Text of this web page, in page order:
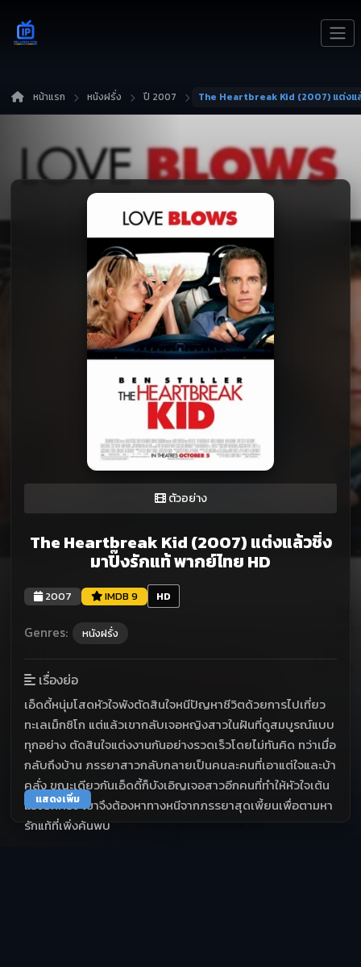
หน้าแรก หนังฝรั่ง ปี 2007
ตัวอย่าง
The Heartbreak Kid (2007) แต่งแล้วชิ่ง
มาปิ๊งรักแท้ พากย์ไทย HD
2007 IMDB 9 HD
Genres: หนังฝรั่ง
เรื่องย่อ
เอ็ดดี้หนุ่มโสดหัวใจพังตัดสินใจหนีปัญหาชีวิตด้วยการไปเที่ยว
ทะเลเม็กซิโก แต่แล้วเขากลับเจอหญิงสาวในฝันที่ดูสมบูรณ์แบบ
ทุกอย่าง ตัดสินใจแต่งงานกันอย่างรวดเร็วโดยไม่ทันคิด ทว่าเมื่อ
กลับถึงบ้าน ภรรยาสาวกลับกลายเป็นคนละคนที่เอาแต่ใจและบ้า
คลั่ง ขณะเดียวกันเอ็ดดี้ก็บังเอิญเจอสาวอีกคนที่ทำให้หัวใจเต้น
แรงอีกครั้ง เขาจึงต้องหาทางหนีจากภรรยาสุดเพี้ยนเพื่อตามหา
รักแท้ที่เพิ่งค้นพบ
แสดงเพิ่ม